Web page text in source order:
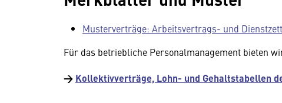
Musterverträge: Arbeitsvertrags- und
Für das betriebliche Personalmanagement bieten
→ Kollektivverträge, Lohn- und Gehaltstabellen